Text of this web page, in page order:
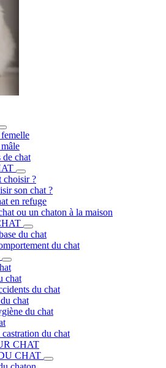
de chat
choisir ?
son chat ?
en refuge
ou un chaton à la maison
du chat
du chat
chat
du chat
chat
du chat
du chat
CHAT
CHAT